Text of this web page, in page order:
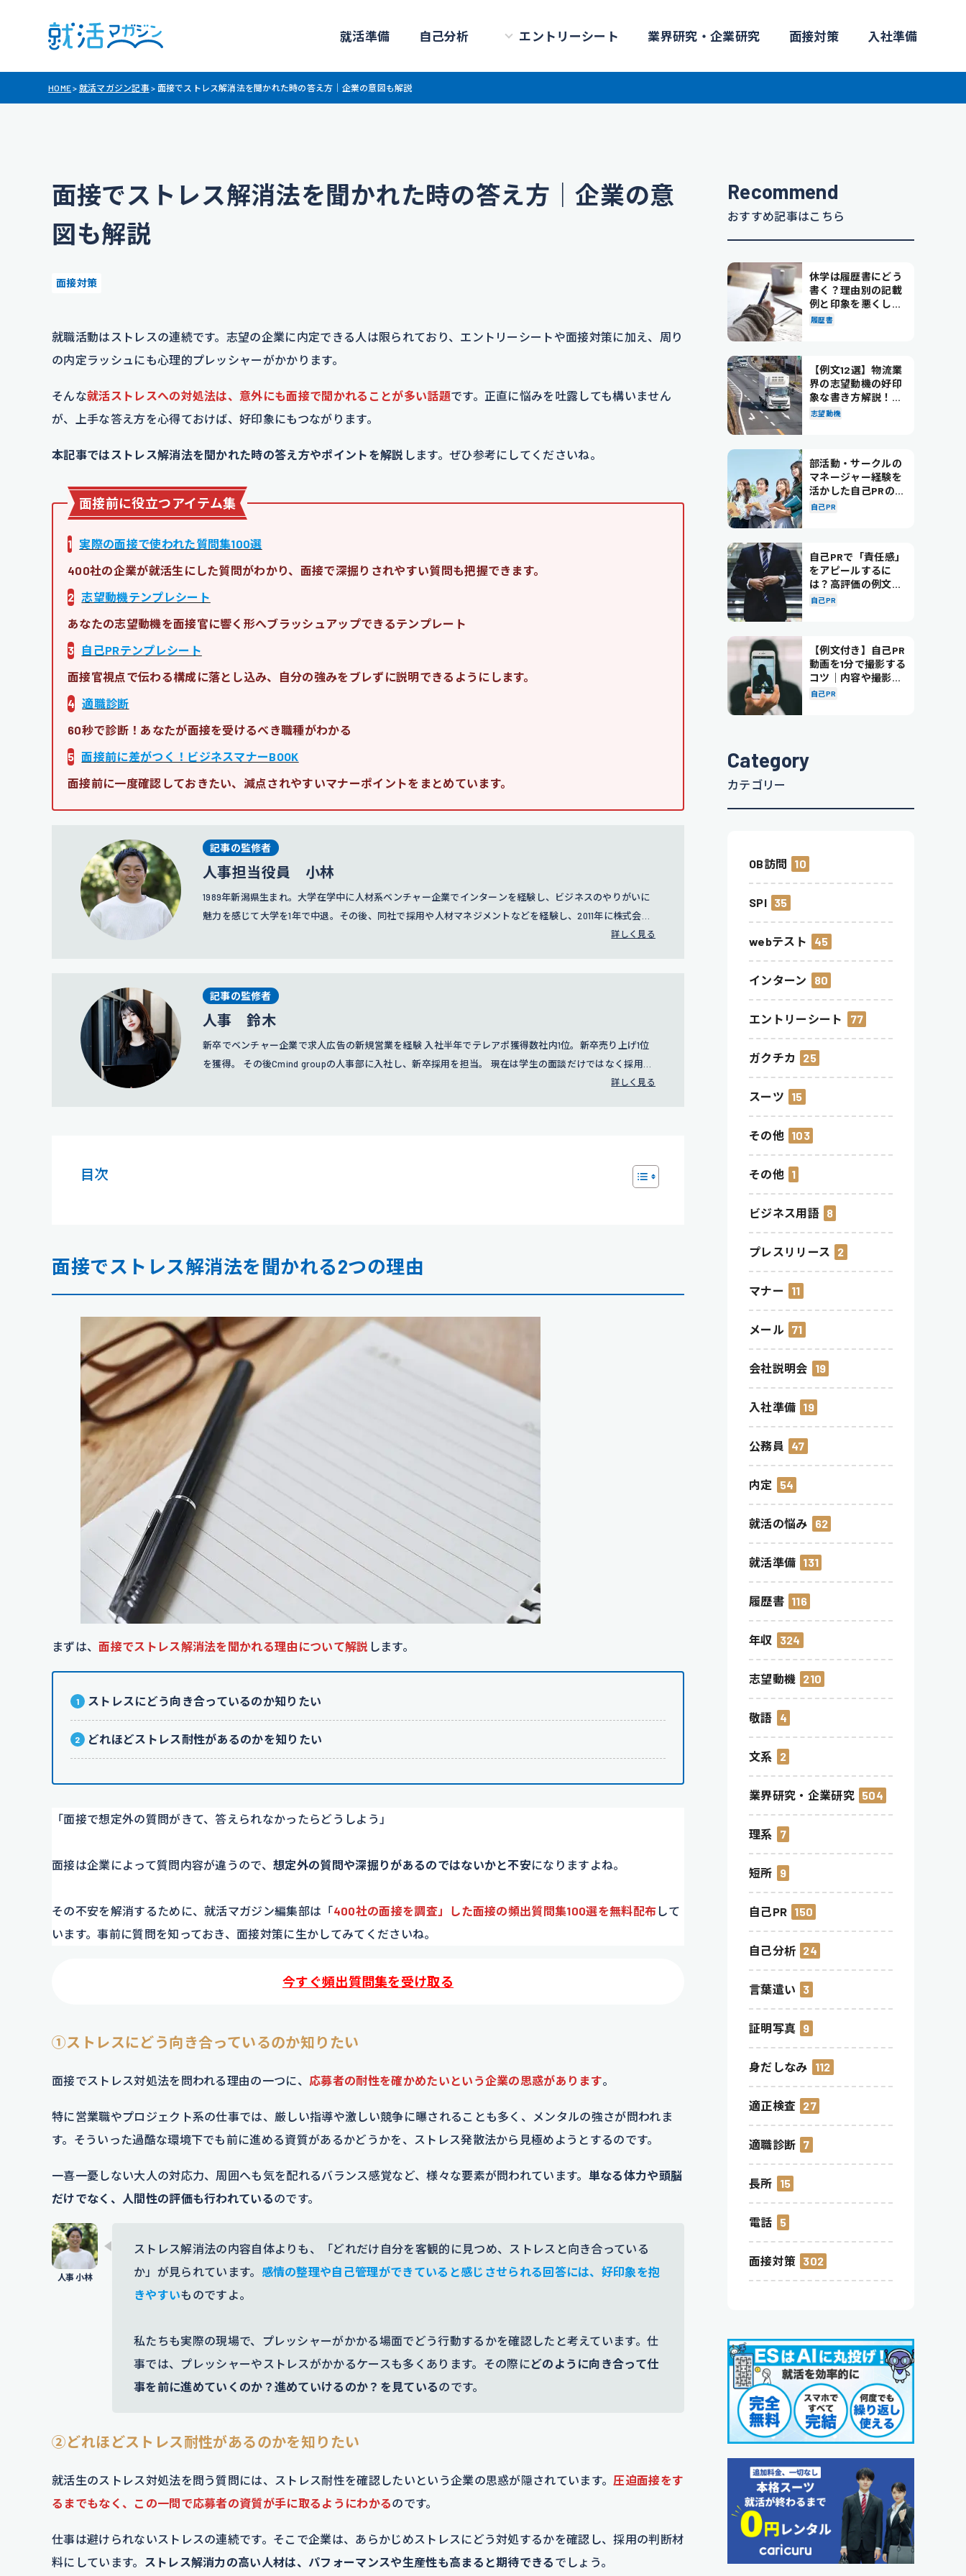
就活準備 自己分析 エントリーシート 業界研究・企業研究 面接対策 入社準備
HOME> 就活マガジン記事 > 面接でストレス解消法を聞かれた時の答え方｜企業の意図も解説
面接でストレス解消法を聞かれた時の答え方｜企業の意
図も解説
面接対策
就職活動はストレスの連続です。志望の企業に内定できる人は限られており、エントリーシートや面接対策に加え、周り
の内定ラッシュにも心理的プレッシャーがかかります。
そんな就活ストレスへの対処法は、意外にも面接で聞かれることが多い話題です。正直に悩みを吐露しても構いません
が、上手な答え方を心得ておけば、好印象にもつながります。
本記事ではストレス解消法を聞かれた時の答え方やポイントを解説 します。ぜひ参考にしてくださいね。
面接前に役立つアイテム集
1 実際の面接で使われた質問集100選
400社の企業が就活生にした質問がわかり、面接で深掘りされやすい質問も把握できます。
2 志望動機テンプレシート
あなたの志望動機を面接官に響く形へブラッシュアップできるテンプレート
3
自己PRテンプレシート
面接官視点で伝わる構成に落とし込み、自分の強みをブレずに説明できるようにします。
4 適職診断
60秒で診断！あなたが面接を受けるべき職種がわかる
5 面接前に差がつく！ビジネスマナーBOOK
面接前に一度確認しておきたい、減点されやすいマナーポイントをまとめています。
記事の監修者
人事担当役員 小林
1989年新潟県生まれ。大学在学中に人材系ベンチャー企業でインターンを経験し、ビジネスのやりがいに
魅力を感じて大学を1年で中退。その後、同社で採用や人材マネジメントなどを経験し、2011年に株式会社
C-mindの創業期に参画。訪問営業やコールセンター事業の責任者を務めたのち、2016年に人事部の立ち上
詳しく見る
記事の監修者
人事 鈴木
新卒でベンチャー企業で求人広告の新規営業を経験 入社半年でテレアポ獲得数社内1位。新卒売り上げ1位
を獲得。 その後Cmind groupの人事部に入社し、新卒採用を担当。 現在は学生の面談だけではなく採用戦
詳しく見る
目次
面接でストレス解消法を聞かれる2つの理由
まずは、面接でストレス解消法を聞かれる理由について解説 します。
ストレスにどう向き合っているのか知りたい
どれほどストレス耐性があるのかを知りたい
「面接で想定外の質問がきて、答えられなかったらどうしよう」
面接は企業によって質問内容が違うので、想定外の質問や深掘りがあるのではないかと不安になりますよね。
その不安を解消するために、就活マガジン編集部は「400社の面接を調査」した面接の頻出質問集100選を無料配布 して
います。事前に質問を知っておき、面接対策に生かしてみてくださいね。
今すぐ頻出質問集を受け取る
①ストレスにどう向き合っているのか知りたい
面接でストレス対処法を問われる理由の一つに、 応募者の耐性を確かめたいという企業の思惑があります。
特に営業職やプロジェクト系の仕事では、厳しい指導や激しい競争に曝されることも多く、メンタルの強さが問われま
す。そういった過酷な環境下でも前に進める資質があるかどうかを、ストレス発散法から見極めようとするのです。
一喜一憂しない大人の対応力、周囲へも気を配れるバランス感覚など、様々な要素が問われています。 単なる体力や頭脳
だけでなく、人間性の評価も行われているのです。
ストレス解消法の内容自体よりも、「どれだけ自分を客観的に見つめ、ストレスと向き合っている
か」が見られています。 感情の整理や自己管理ができていると感じさせられる回答には、好印象を抱
きやすいものですよ。
私たちも実際の現場で、プレッシャーがかかる場面でどう行動するかを確認したと考えています。仕
事では、プレッシャーやストレスがかかるケースも多くあります。その際にどのように向き合って仕
事を前に進めていくのか？進めていけるのか？を見ているのです。
②どれほどストレス耐性があるのかを知りたい
就活生のストレス対処法を問う質問には、ストレス耐性を確認したいという企業の思惑が隠されています。 圧迫面接をす
るまでもなく、この一問で応募者の資質が手に取るようにわかるのです。
仕事は避けられないストレスの連続です。そこで企業は、あらかじめストレスにどう対処するかを確認し、採用の判断材
料にしています。 ストレス解消力の高い人材は、パフォーマンスや生産性も高まると期待できる でしょう。
Recommend
おすすめ記事はこちら
休学は履歴書にどう
書く？理由別の記載
例と印象を悪くしな
い書き方を解説
履歴書
【例文12選】物流業
界の志望動機の好印
象な書き方解説！パ
ターン別の例文も紹
志望動機
部活動・サークルの
マネージャー経験を
活かした自己PRの書
き方を徹底解説！
自己PR
自己PRで「責任感」
をアピールするに
は？高評価の例文も
紹介！
自己PR
【例文付き】自己PR
動画を1分で撮影する
コツ｜内容や撮影の
ポイントも解説
自己PR
Category
カテゴリー
OB訪問 10
SPI 35
webテスト 45
インターン 80
エントリーシート 77
ガクチカ 25
スーツ 15
その他 103
その他 1
ビジネス用語 8
プレスリリース 2
マナー 11
メール 71
会社説明会 19
入社準備 19
公務員 47
内定 54
就活の悩み 62
就活準備 131
履歴書 116
年収 324
志望動機 210
敬語 4
文系 2
業界研究・企業研究 504
理系 7
短所 9
自己PR 150
自己分析 24
言葉遣い 3
証明写真 9
身だしなみ 112
適正検査 27
適職診断 7
長所 15
電話 5
面接対策 302